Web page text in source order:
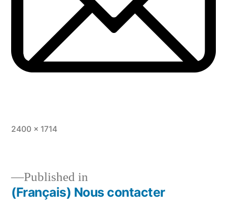
Full
2400 × 1714
Post
Published in
(Français) Nous contacter